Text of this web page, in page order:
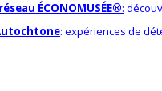
ÉCONOMUSÉE®:
: expériences de